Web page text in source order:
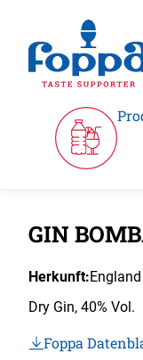
Zur
GIN
Herkunft:England
Dry Gin, 40% Vol.
Foppa